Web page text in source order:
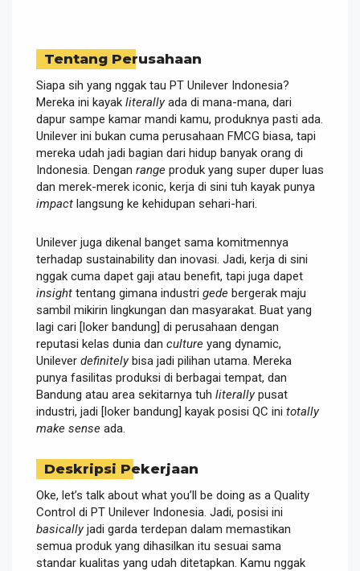
Tentang Perusahaan
Siapa sih yang nggak tau PT Unilever Indonesia?
Mereka ini kayak literallyada di mana-mana, dari
dapur sampe kamar mandi kamu, produknya pasti ada.
Unilever ini bukan cuma perusahaan FMCG biasa, tapi
mereka udah jadi bagian dari hidup banyak orang di
Indonesia. Dengan range produk yang super duper luas
dan merek-merek iconic, kerja di sini tuh kayak punya
impact langsung ke kehidupan sehari-hari.
Unilever juga dikenal banget sama komitmennya
terhadap sustainability dan inovasi. Jadi, kerja di sini
nggak cuma dapet gaji atau benefit, tapi juga dapet
insight tentang gimana industri gede bergerak maju
sambil mikirin lingkungan dan masyarakat. Buat yang
lagi cari [loker bandung] di perusahaan dengan
reputasi kelas dunia dan culture yang dynamic,
Unilever definitelybisa jadi pilihan utama. Mereka
punya fasilitas produksi di berbagai tempat, dan
Bandung atau area sekitarnya tuh literallypusat
industri, jadi [loker bandung] kayak posisi QC ini totally
make sense ada.
Deskripsi Pekerjaan
Oke, let’s talk about what you’ll be doing as a Quality
Control di PT Unilever Indonesia. Jadi, posisi ini
basicallyjadi garda terdepan dalam memastikan
semua produk yang dihasilkan itu sesuai sama
standar kualitas yang udah ditetapkan. Kamu nggak